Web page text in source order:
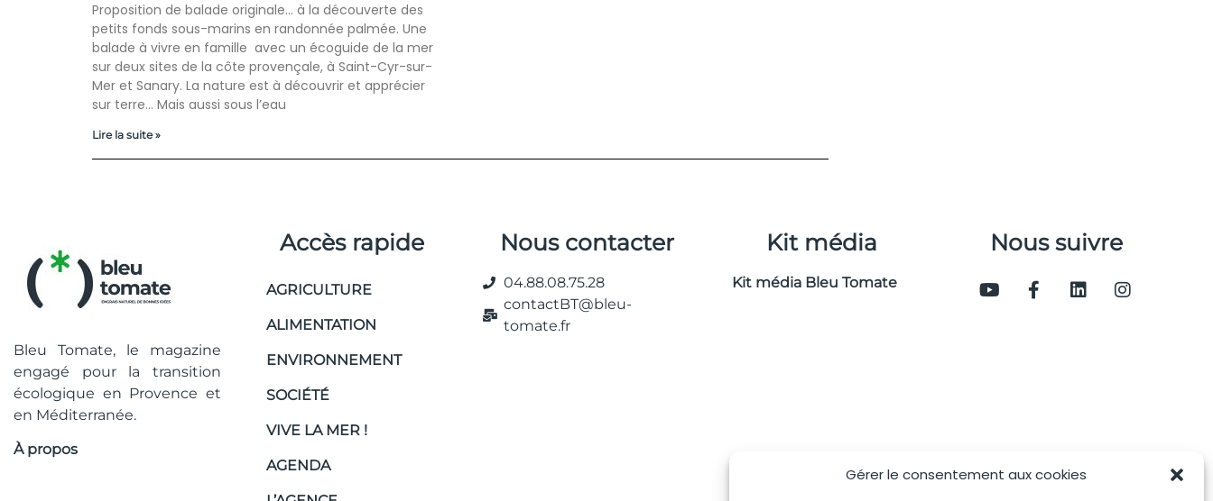
Gérer le consentement aux cookies
Proposition de balade originale… à la découverte des
petits fonds sous-marins en randonnée palmée. Une
balade à vivre en famille avec un écoguide de la mer
sur deux sites de la côte provençale, à Saint-Cyr-sur-
Mer et Sanary. La nature est à découvrir et apprécier
sur terre… Mais aussi sous l’eau
Lire la suite »
Bleu Tomate, le magazine
engagé pour la transition
écologique en Provence et
en Méditerranée.
À propos
Accès rapide
AGRICULTURE
ALIMENTATION
ENVIRONNEMENT
SOCIÉTÉ
VIVE LA MER !
AGENDA
Nous contacter
04.88.08.75.28
contactBT@bleu-
tomate.fr
Kit média
Kit média Bleu Tomate
Nous suivre